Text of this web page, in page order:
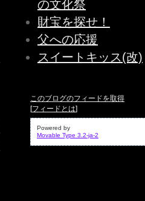
の文化祭
財宝を探せ！
父への応援
スイートキッス(改)
このブログのフィードを取得
[フィードとは]
Powered by
Movable Type 3.2-ja-2